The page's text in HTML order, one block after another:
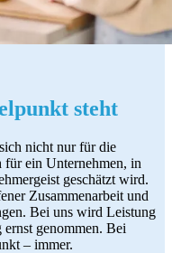
steht
nicht nur für die
für ein Unternehmen, in
geschätzt wird.
Zusammenarbeit und
Bei uns wird Leistung
genommen. Bei
– immer.